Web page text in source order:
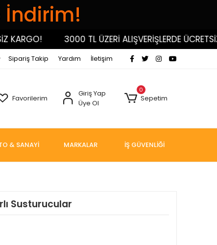
İndirim!
3000 TL ÜZERİ ALIŞVERİŞLERDE ÜCRETSİZ
Sipariş Takip Yardım İletişim
Favorilerim
Giriş Yap
Üye Ol
0
Sepetim
& SANAYİ MARKALAR İŞ GÜVENLİĞİ
Susturucular